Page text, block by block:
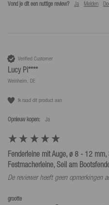
Vond je dit een nuttige review? Ja Melden
Verified Customer
Lucy Pi****
Weinheim, DE
Ik raad dit product aan
Opnieuw kopen: ja
Fenderleine mit Auge, ø 8 - 12 mm,
Festmacherleine, Seil am
De reviewer heeft geen opmerkingen
grootte